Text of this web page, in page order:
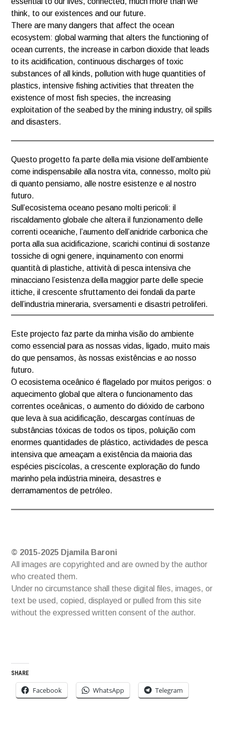
think, to our existences and our future.
There are many dangers that affect the ocean
ecosystem: global warming that alters the functioning of
ocean currents, the increase in carbon dioxide that leads
to its acidification, continuous discharges of toxic
substances of all kinds, pollution with huge quantities of
plastics, intensive fishing activities that threaten the
existence of most fish species, the increasing
exploitation of the seabed by the mining industry, oil spills
and disasters.
Questo progetto fa parte della mia visione dell’ambiente
come indispensabile alla nostra vita, connesso, molto più
di quanto pensiamo, alle nostre esistenze e al nostro
futuro.
Sull’ecosistema oceano pesano molti pericoli: il
riscaldamento globale che altera il funzionamento delle
correnti oceaniche, l’aumento dell’anidride carbonica che
porta alla sua acidificazione, scarichi continui di sostanze
tossiche di ogni genere, inquinamento con enormi
quantità di plastiche, attività di pesca intensiva che
minacciano l’esistenza della maggior parte delle specie
ittiche, il crescente sfruttamento dei fondali da parte
dell’industria mineraria, sversamenti e disastri petroliferi.
Este projecto faz parte da minha visão do ambiente
como essencial para as nossas vidas, ligado, muito mais
do que pensamos, às nossas existências e ao nosso
futuro.
O ecosistema oceânico é flagelado por muitos perigos: o
aquecimento global que altera o funcionamento das
correntes oceânicas, o aumento do dióxido de carbono
que leva à sua acidificação, descargas contínuas de
substâncias tóxicas de todos os tipos, poluição com
enormes quantidades de plástico, actividades de pesca
intensiva que ameaçam a existência da maioria das
espécies piscícolas, a crescente exploração do fundo
marinho pela indústria mineira, desastres e
derramamentos de petróleo.
© 2015-2025 Djamila Baroni
All images are copyrighted and are owned by the author
who created them.
Under no circumstance shall these digital files, images, or
text be used, copied, displayed or pulled from this site
without the expressed written consent of the author.
SHARE
Facebook WhatsApp Telegram